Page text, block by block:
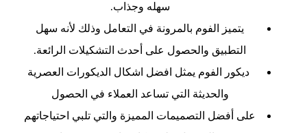
سهله وجذاب.
يتميز الفوم بالمرونة في التعامل وذلك لأنه سهل
التطبيق والحصول على أحدث التشكيلات الرائعة.
ديكور الفوم يمثل افضل اشكال الديكورات العصرية
والحديثة التي تساعد العملاء في الحصول
على أفضل التصميمات المميزة والتي تلبي احتياجاتهم